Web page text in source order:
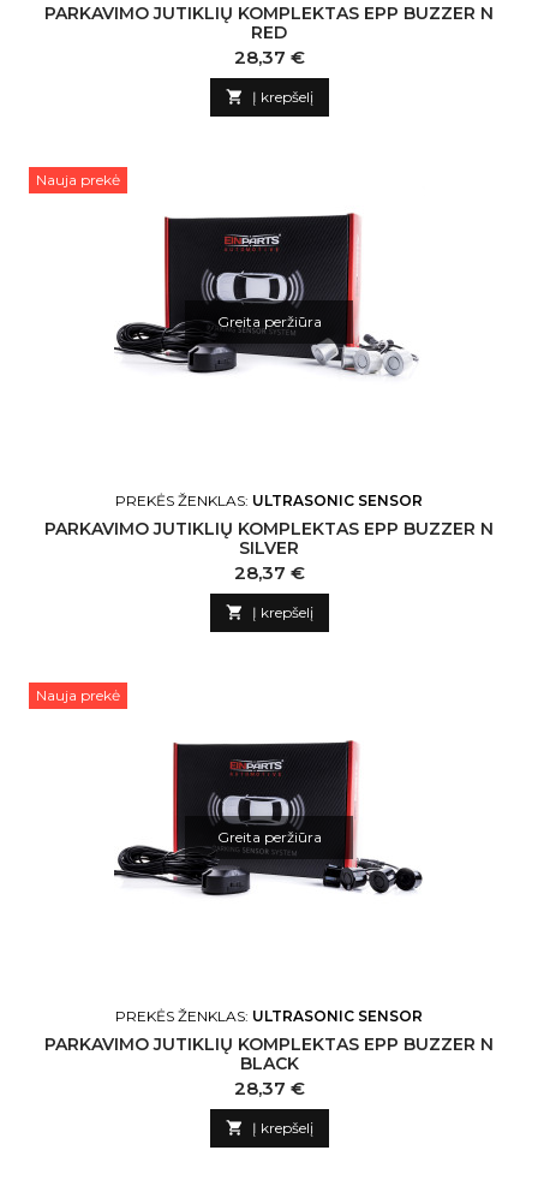
PARKAVIMO JUTIKLIŲ KOMPLEKTAS EPP BUZZER N
RED
Kaina
28,37 €
 Į krepšelį
Nauja prekė
Greita peržiūra
PREKĖS ŽENKLAS: ULTRASONIC SENSOR
PARKAVIMO JUTIKLIŲ KOMPLEKTAS EPP BUZZER N
SILVER
Kaina
28,37 €
 Į krepšelį
Nauja prekė
Greita peržiūra
PREKĖS ŽENKLAS: ULTRASONIC SENSOR
PARKAVIMO JUTIKLIŲ KOMPLEKTAS EPP BUZZER N
BLACK
Kaina
28,37 €
 Į krepšelį